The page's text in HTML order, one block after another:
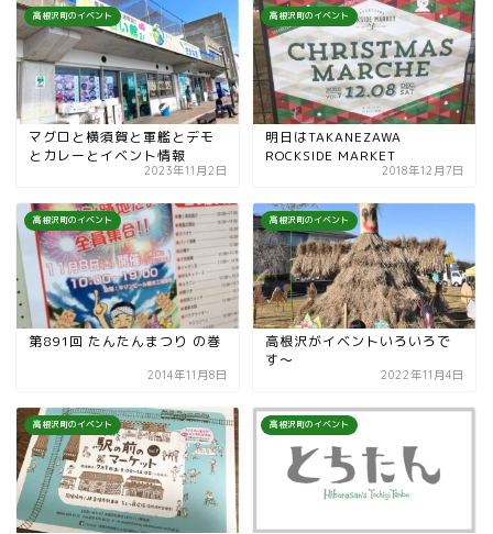
高根沢町のイベント
マグロと横須賀と軍艦とデモ
とカレーとイベント情報
2023年11月2日
高根沢町のイベント
明日はTAKANEZAWA
ROCKSIDE MARKET
2018年12月7日
高根沢町のイベント
第891回 たんたんまつり の巻
2014年11月8日
高根沢町のイベント
高根沢がイベントいろいろで
す〜
2022年11月4日
高根沢町のイベント 高根沢町のイベント